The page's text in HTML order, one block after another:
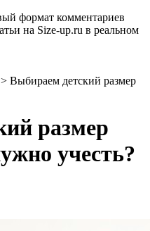
формат комментариев
на Size-up.ru в реальном
> Выбираем детский размер
размер
учесть?